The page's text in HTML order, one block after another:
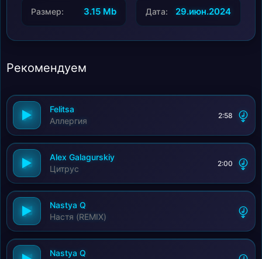
Размер: 3.15 Mb Дата: 29.июн.2024
Рекомендуем
Felitsa
Аллергия
2:58
Alex Galagurskiy
Цитрус
2:00
Nastya Q
Настя (REMIX)
Nastya Q